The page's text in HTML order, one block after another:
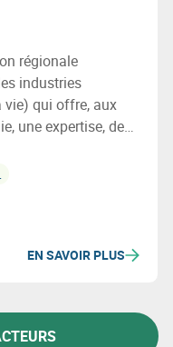
régionale
industries
vie) qui offre, aux
une expertise, des
pour des
EN SAVOIR PLUS